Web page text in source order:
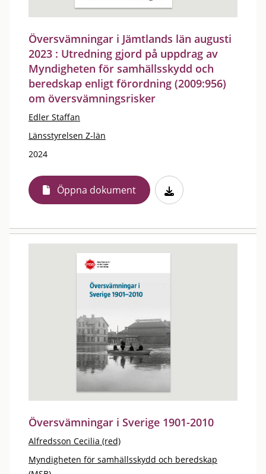
Översvämningar i Jämtlands län augusti
2023 : Utredning gjord på uppdrag av
Myndigheten för samhällsskydd och
beredskap enligt förordning (2009:956)
om översvämningsrisker
Edler Staffan
Länsstyrelsen Z-län
2024
Öppna dokument
Översvämningar i Sverige 1901-2010
Alfredsson Cecilia (red)
Myndigheten för samhällsskydd och beredskap